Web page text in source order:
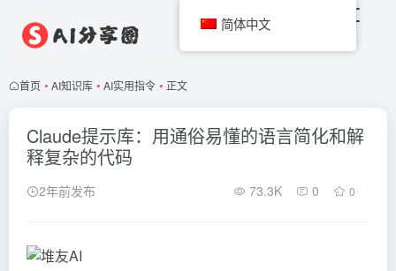
首页 • AI知识库 • AI实用指令 • 正文
Claude提示库：用通俗易懂的语言简化和解
释复杂的代码
2年前发布 73.3K 0 0
简体中文